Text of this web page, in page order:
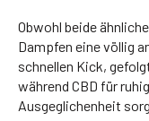
Obwohl beide
Dampfen eine völlig
schnellen Kick,
während CBD für
Ausgeglichenheit